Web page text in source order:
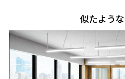
似たよう